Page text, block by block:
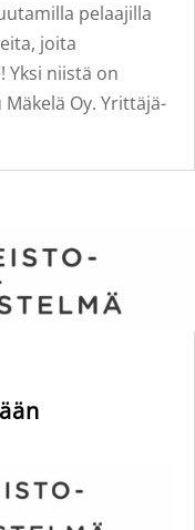
pelaajilla
joita
Yksi niistä on
Oy. Yrittäjä-